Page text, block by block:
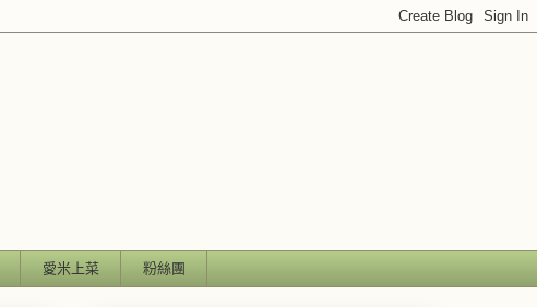
愛米上菜 粉絲團